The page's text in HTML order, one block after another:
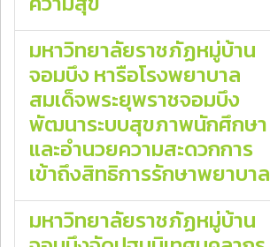
มหาวิทยาลัยราชภัฏหมู่บ้าน
จอมบึง หารือโรงพยาบาล
สมเด็จพระยุพราชจอมบึง
พัฒนาระบบสุขภาพนักศึกษา
และอำนวยความสะดวกการ
เข้าถึงสิทธิการรักษาพยาบาล
มหาวิทยาลัยราชภัฏหมู่บ้าน